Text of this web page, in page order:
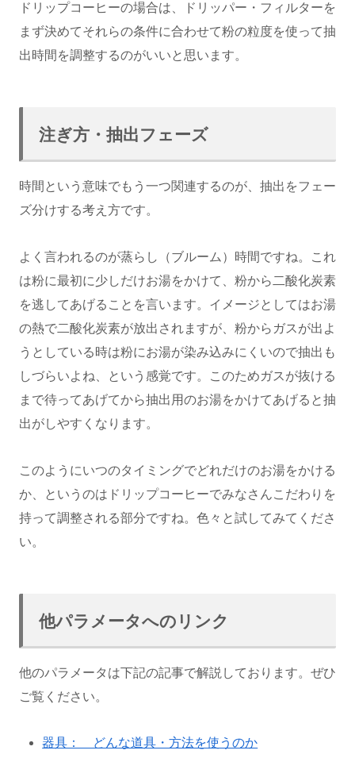
ドリップコーヒーの場合は、ドリッパー・フィルターを
まず決めてそれらの条件に合わせて粉の粒度を使って抽
出時間を調整するのがいいと思います。
注ぎ方・抽出フェーズ
時間という意味でもう一つ関連するのが、抽出をフェー
ズ分けする考え方です。
よく言われるのが蒸らし（ブルーム）時間ですね。これ
は粉に最初に少しだけお湯をかけて、粉から二酸化炭素
を逃してあげることを言います。イメージとしてはお湯
の熱で二酸化炭素が放出されますが、粉からガスが出よ
うとしている時は粉にお湯が染み込みにくいので抽出も
しづらいよね、という感覚です。このためガスが抜ける
まで待ってあげてから抽出用のお湯をかけてあげると抽
出がしやすくなります。
このようにいつのタイミングでどれだけのお湯をかける
か、というのはドリップコーヒーでみなさんこだわりを
持って調整される部分ですね。色々と試してみてくださ
い。
他パラメータへのリンク
他のパラメータは下記の記事で解説しております。ぜひ
ご覧ください。
器具： どんな道具・方法を使うのか